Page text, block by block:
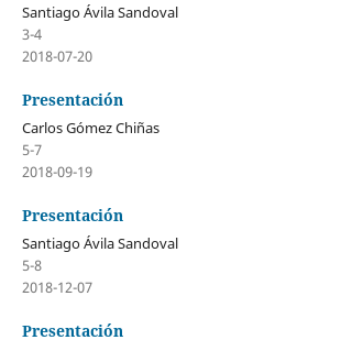
Santiago Ávila Sandoval
3-4
2018-07-20
Presentación
Carlos Gómez Chiñas
5-7
2018-09-19
Presentación
Santiago Ávila Sandoval
5-8
2018-12-07
Presentación